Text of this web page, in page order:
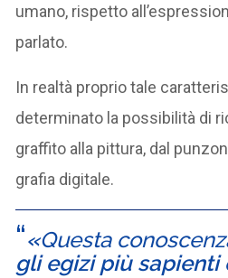
umano, rispetto
parlato.
In realtà proprio tale
determinato la possibilità di
graffito alla pittura, dal
grafia digitale.
«Questa
gli egizi più sapienti